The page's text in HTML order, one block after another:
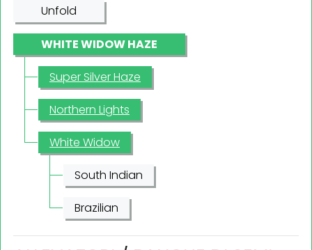
Unfold
WHITE WIDOW HAZE
Super Silver Haze
Northern Lights
White Widow
South Indian
Brazilian